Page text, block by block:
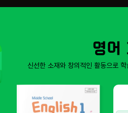
영어
신선한 소재와 창의적인 활동으로